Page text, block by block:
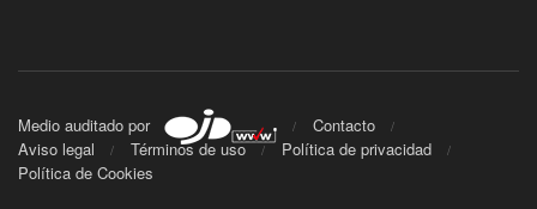
Medio auditado por
Contacto
Aviso legal
Términos de uso
Política de privacidad
Política de Cookies